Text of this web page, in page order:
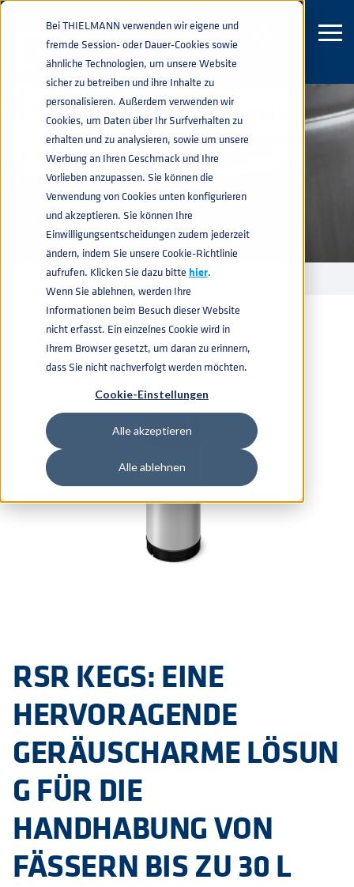
Bei THIELMANN verwenden wir eigene und
fremde Session- oder Dauer-Cookies sowie
ähnliche Technologien, um unsere Website
sicher zu betreiben und ihre Inhalte zu
personalisieren. Außerdem verwenden wir
Cookies, um Daten über Ihr Surfverhalten zu
erhalten und zu analysieren, sowie um unsere
Werbung an Ihren Geschmack und Ihre
Vorlieben anzupassen. Sie können die
Verwendung von Cookies unten konfigurieren
und akzeptieren. Sie können Ihre
Einwilligungsentscheidungen zudem jederzeit
ändern, indem Sie unsere Cookie-Richtlinie
aufrufen. Klicken Sie dazu bitte hier.
Wenn Sie ablehnen, werden Ihre
Informationen beim Besuch dieser Website
nicht erfasst. Ein einzelnes Cookie wird in
Ihrem Browser gesetzt, um daran zu erinnern,
dass Sie nicht nachverfolgt werden möchten.
Cookie-Einstellungen
Alle akzeptieren
Alle ablehnen
GUMMI STAHL GUMMI
KEGS
EDELSTAHL KEGS navigate_nextGUMMI STAHL GUMMI KEGS
RSR KEGS: EINE
HERVORAGENDE
GERÄUSCHARME LÖSUN
G FÜR DIE
HANDHABUNG VON
FÄSSERN BIS ZU 30 L